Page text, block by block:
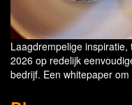
Laagdrempelige
2026 op redelijk
bedrijf. Een whitepaper